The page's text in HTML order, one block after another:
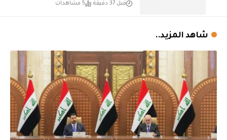
قبل 37 دقيقة 5 مشاهدات
شاهد المزيد..